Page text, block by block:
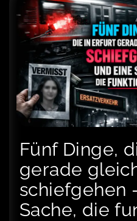
Fünf Dinge,
gerade
schiefgehen
Sache, die